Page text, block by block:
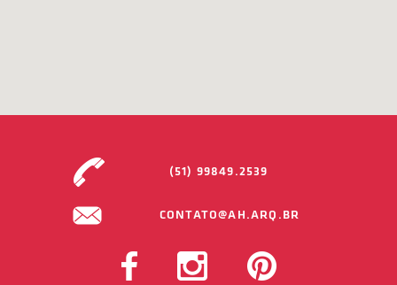
(51) 99849.2539
CONTATO@AH.ARQ.BR
FACEBOOK INSTAGRAM